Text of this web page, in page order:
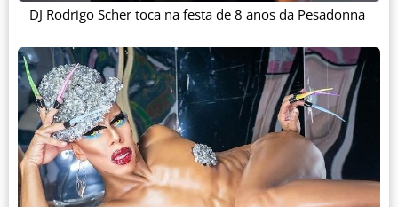
DJ Rodrigo Scher toca na festa de 8 anos da Pesadonna